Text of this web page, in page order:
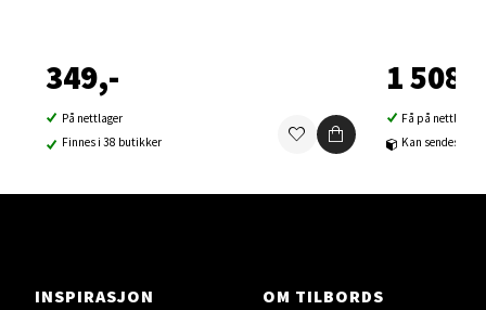
349,-
På nettlager
Finnes i 38 butikker
1 508,-
Få på nettlager
Kan sendes til
INSPIRASJON
OM TILBORDS
Sortland - Sortland Storsenter
Åpent i dag 10-19